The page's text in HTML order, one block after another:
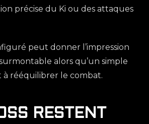
précise du Ki ou des attaques
peut donner l’impression
alors qu’un simple
rééquilibrer le combat.
RESTENT